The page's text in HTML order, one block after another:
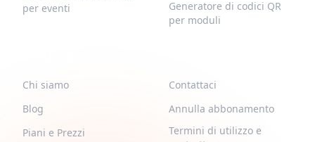
per eventi
Generatore di codici QR
per moduli
Chi siamo
Blog
Piani e Prezzi
Contattaci
Annulla abbonamento
Termini di utilizzo e